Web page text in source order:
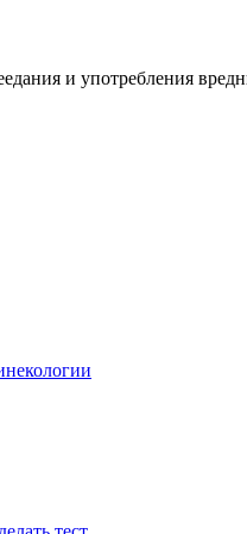
и употребления